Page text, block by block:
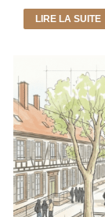
LIRE LA SUITE